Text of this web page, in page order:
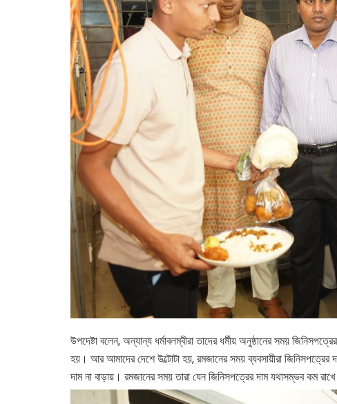
উপদেষ্টা বলেন, অন্যান্য ধর্মাবলম্বীরা তাদের ধর্মীয় অনুষ্ঠানের সময়
হয়। আর আমাদের দেশে উল্টোটা হয়, রমজানের সময় ব্যবসায়ীরা
দাম না বাড়ায়। রমজানের সময় তারা যেন জিনিসপত্রের দাম যথাসম্ভব কম